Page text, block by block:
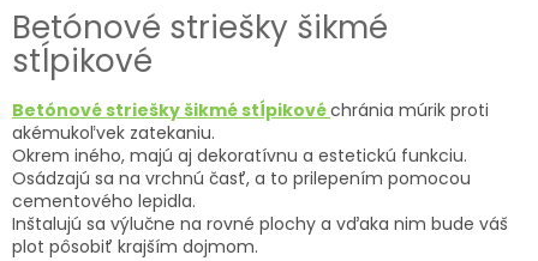
PANELY
MOBILNÉ
PRÍRODNÉ
Betónové striešky šikmé
stĺpikové
Betónové strieškyšikmé stĺpikovéchránia múrik proti
akémukoľvek zatekaniu.
Okrem iného, majú aj dekoratívnu a estetickú funkciu.
Osádzajú sa na vrchnú časť, a to prilepením pomocou
cementového lepidla.
Inštalujú sa výlučne na rovné plochy a vďaka nim bude váš
plot pôsobiť krajším dojmom.